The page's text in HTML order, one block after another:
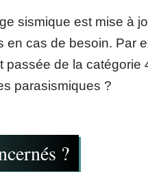
sismique est mise à
cas de besoin. Par
de la catégorie
parasismiques ?
?